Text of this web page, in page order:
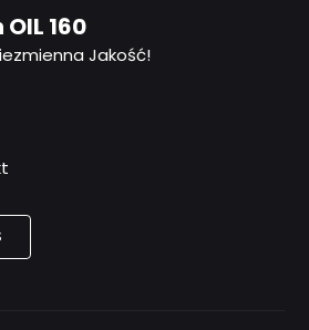
160
Jakość!